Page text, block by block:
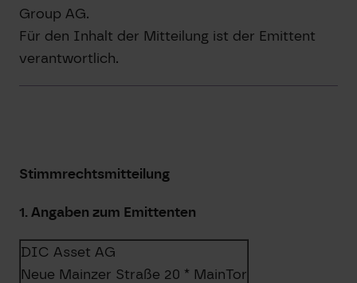
Group AG.
Für den Inhalt der Mitteilung ist der Emittent
verantwortlich.
Stimmrechtsmitteilung
1. Angaben zum Emittenten
DIC Asset AG
Neue Mainzer Straße 20 * MainTor